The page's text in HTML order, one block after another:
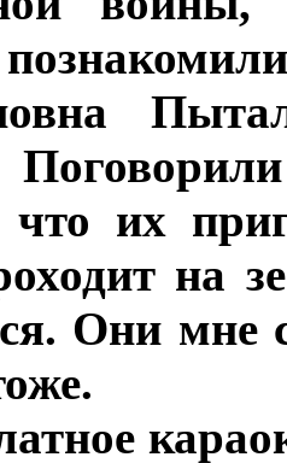
их
на
Они мне